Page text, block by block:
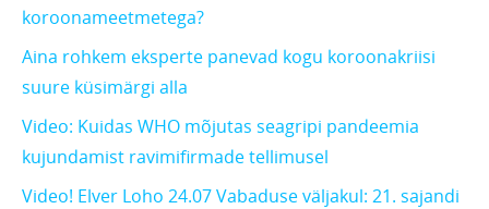
koroonameetmetega?
Aina rohkem eksperte panevad kogu koroonakriisi
suure küsimärgi alla
Video: Kuidas WHO mõjutas seagripi pandeemia
kujundamist ravimifirmade tellimusel
Video! Elver Loho 24.07 Vabaduse väljakul: 21. sajandi